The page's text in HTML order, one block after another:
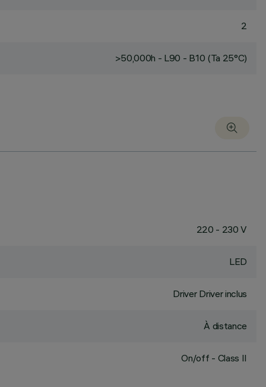
2
>50,000h - L90 - B10 (Ta 25°C)
220 - 230 V
LED
Driver Driver inclus
À distance
On/off - Class II